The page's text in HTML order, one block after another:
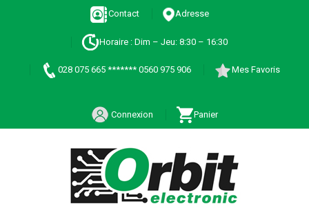
Contact Adresse
Horaire : Dim – Jeu: 8:30 – 16:30
028 075 665 ******* 0560 975 906 Mes Favoris
Connexion Panier